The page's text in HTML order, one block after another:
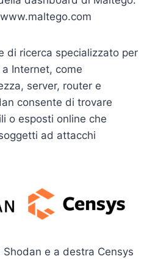
di ricerca specializzato per
Internet, come
server, router e
consente di trovare
o esposti online che
ad attacchi
e a destra Censys